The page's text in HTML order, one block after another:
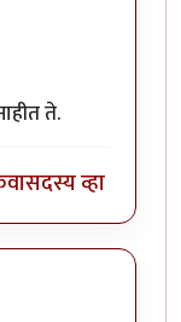
ते.
सदस्य व्हा